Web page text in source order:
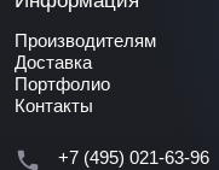
Производителям
Доставка
Портфолио
Контакты
+7 (495) 021-63-96